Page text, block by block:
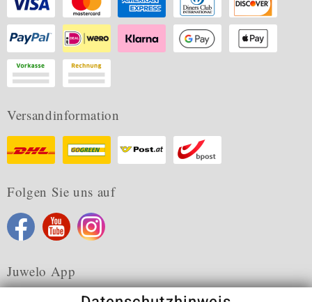
Versandinformation
Folgen Sie uns auf
Juwelo App